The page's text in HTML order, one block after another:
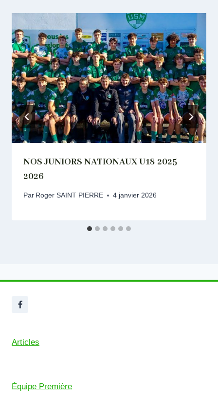
NOS JUNIORS NATIONAUX U18 2025
2026
Par Roger SAINT PIERRE 4 janvier 2026
Articles
Équipe Première